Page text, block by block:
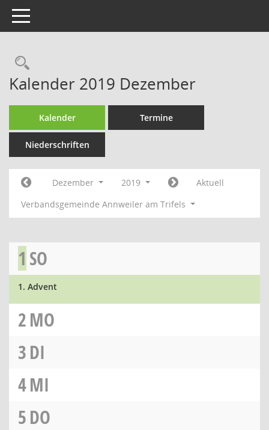
Toggle navigation
Rechercheauswahl
Kalender 2019 Dezember
Kalender Termine
Niederschriften
Dezember 2019
Aktuell
Verbandsgemeinde Annweiler am Trifels
1 SO
1. Advent
2MO
3DI
4MI
5DO